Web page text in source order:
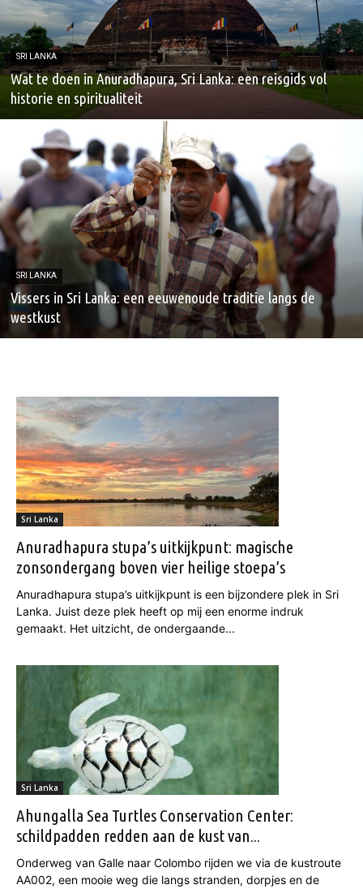
SRI LANKA
Wat te doen in Anuradhapura, Sri Lanka: een reisgids vol
historie en spiritualiteit
SRI LANKA
Vissers in Sri Lanka: een eeuwenoude traditie langs de
westkust
Sri Lanka
Anuradhapura stupa’s uitkijkpunt: magische
zonsondergang boven vier heilige stoepa’s
Anuradhapura stupa’s uitkijkpunt is een bijzondere plek in Sri
Lanka. Juist deze plek heeft op mij een enorme indruk
gemaakt. Het uitzicht, de ondergaande...
Sri Lanka
Ahungalla Sea Turtles Conservation Center:
schildpadden redden aan de kust van...
Onderweg van Galle naar Colombo rijden we via de kustroute
AA002, een mooie weg die langs stranden, dorpjes en de